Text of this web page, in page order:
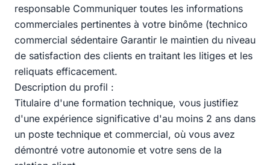
responsable Communiquer toutes les informations
commerciales pertinentes à votre binôme (technico
commercial sédentaire Garantir le maintien du niveau
de satisfaction des clients en traitant les litiges et les
reliquats efficacement.
Description du profil :
Titulaire d'une formation technique, vous justifiez
d'une expérience significative d'au moins 2 ans dans
un poste technique et commercial, où vous avez
démontré votre autonomie et votre sens de la